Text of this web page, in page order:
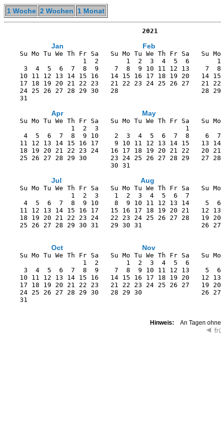
1 Woche 2 Wochen 1 Monat
                                   2021
Jan Feb
Su Mo Tu We Th Fr Sa   Su Mo Tu We Th Fr Sa   Su
1  2       1  2  3  4  5  6
3  4  5  6  7  8  9    7  8  9 10 11 12 13    7
10 11 12 13 14 15 16   14 15 16 17 18 19 20   14
17 18 19 20 21 22 23   21 22 23 24 25 26 27   21
24 25 26 27 28 29 30   28
Apr May
Su Mo Tu We Th Fr Sa   Su Mo Tu We Th Fr Sa   Su
1  2  3                      1
4  5  6  7  8  9 10    2  3  4  5  6  7  8    6
11 12 13 14 15 16 17    9 10 11 12 13 14 15   13
18 19 20 21 22 23 24   16 17 18 19 20 21 22   20
25 26 27 28 29 30      23 24 25 26 27 28 29
Jul Aug
Su Mo Tu We Th Fr Sa   Su Mo Tu We Th Fr Sa   Su
1  2  3    1  2  3  4  5  6  7
4  5  6  7  8  9 10    8  9 10 11 12 13 14    5
11 12 13 14 15 16 17   15 16 17 18 19 20 21   12
18 19 20 21 22 23 24   22 23 24 25 26 27 28   19
25 26 27 28 29 30 31   29 30 31
Oct Nov
Su Mo Tu We Th Fr Sa   Su Mo Tu We Th Fr Sa   Su
1  2       1  2  3  4  5  6
3  4  5  6  7  8  9    7  8  9 10 11 12 13    5
10 11 12 13 14 15 16   14 15 16 17 18 19 20   12
17 18 19 20 21 22 23   21 22 23 24 25 26 27   19
24 25 26 27 28 29 30   28 29 30               26
Hinweis: An Tagen